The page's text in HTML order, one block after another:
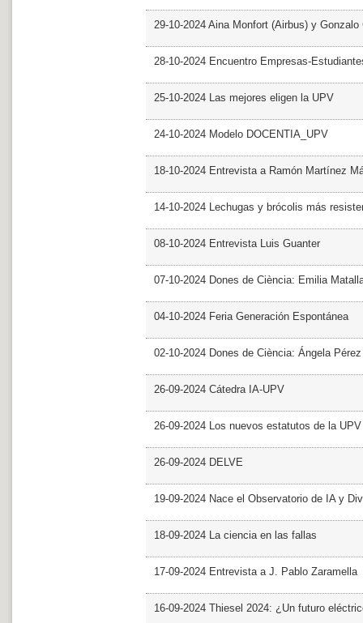
29-10-2024 Aina Monfort (Airbus) y
28-10-2024 Encuentro Empresas-
25-10-2024 Las mejores eligen la UPV
24-10-2024 Modelo DOCENTIA_UPV
18-10-2024 Entrevista a Ramón Martínez
14-10-2024 Lechugas y brócolis más
08-10-2024 Entrevista Luis Guanter
07-10-2024 Dones de Ciència: Emilia
04-10-2024 Feria Generación Espontánea
02-10-2024 Dones de Ciència: Ángela Pérez
26-09-2024 Cátedra IA-UPV
26-09-2024 Los nuevos estatutos de la
26-09-2024 DELVE
19-09-2024 Nace el Observatorio de IA y
18-09-2024 La ciencia en las fallas
17-09-2024 Entrevista a J. Pablo Zaramella
16-09-2024 Thiesel 2024: ¿Un futuro